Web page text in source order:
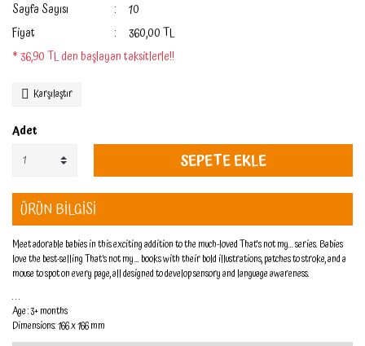
Sayfa Sayısı
10
Fiyat
360,00 TL
* 36,90 TL den başlayan taksitlerle!!
Karşılaştır
Adet
SEPETE EKLE
ÜRÜN BİLGİSİ
Meet adorable babies in this exciting addition to the much-loved That's not my... series. Babies
love the best-selling That’s not my… books with their bold illustrations, patches to stroke, and a
mouse to spot on every page, all designed to develop sensory and language awareness.
. . .
Age : 3+ months
Dimensions: 166 x 166 mm